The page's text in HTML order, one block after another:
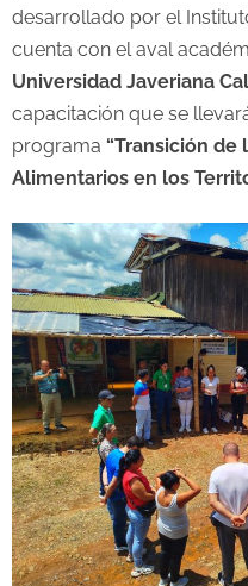
desarrollado por el
cuenta con el aval
Universidad Javeriana
capacitación que se
programa “Transición de
Alimentarios en los